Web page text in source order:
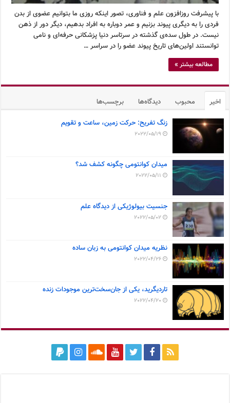
با پیشرفت روزافزون علم و فناوری، تصور اینکه روزی ما بتوانیم عضوی از بدن
فردی را به دیگری پیوند بزنیم و عمر دوباره به افراد بدهیم، دیگر دور از ذهن
نیست. در طول سده‌ی گذشته در سرتاسر دنیا پزشکانی حرفه‌ای و نامی
توانستند اولین‌های تاریخ پیوند عضو را در سراسر …
مطالعه بیشتر »
اخیر محبوب دیدگاه‌ها برچسب‌ها
زنگ تفریح: حرکت زمین، ساعت و تقویم
2022/05/19
میدان کوانتومی چگونه کشف شد؟
2022/05/11
جنسیت بیولوژیکی از دیدگاه علم
2022/05/02
نظریه میدان کوانتومی به زبان ساده
2022/04/26
تاردیگرید، یکی از جان‌سخت‌ترین موجودات زنده
2022/04/20